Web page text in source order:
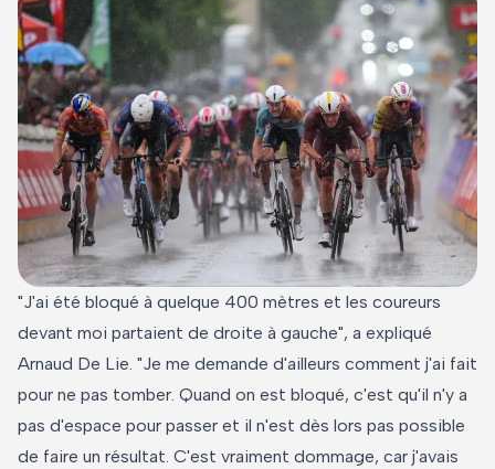
"J'ai été bloqué à quelque 400 mètres et les coureurs
devant moi partaient de droite à gauche", a expliqué
Arnaud De Lie. "Je me demande d'ailleurs comment j'ai fait
pour ne pas tomber. Quand on est bloqué, c'est qu'il n'y a
pas d'espace pour passer et il n'est dès lors pas possible
de faire un résultat. C'est vraiment dommage, car j'avais